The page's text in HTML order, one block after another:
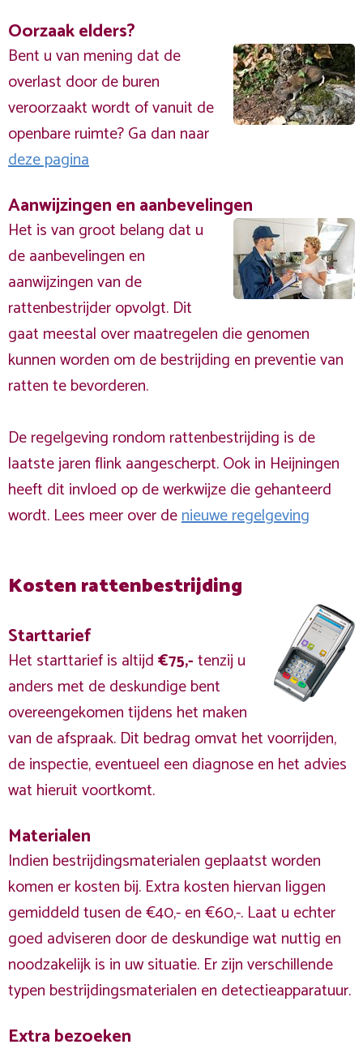
Oorzaak elders?
Bent u van mening dat de
overlast door de buren
veroorzaakt wordt of vanuit de
openbare ruimte? Ga dan naar
deze pagina
Aanwijzingen en aanbevelingen
Het is van groot belang dat u
de aanbevelingen en
aanwijzingen van de
rattenbestrijder opvolgt. Dit
gaat meestal over maatregelen die genomen
kunnen worden om de bestrijding en preventie van
ratten te bevorderen.
De regelgeving rondom rattenbestrijding is de
laatste jaren flink aangescherpt. Ook in Heijningen
heeft dit invloed op de werkwijze die gehanteerd
wordt. Lees meer over denieuwe regelgeving
Kosten rattenbestrijding
Starttarief
Het starttarief is altijd€75,-tenzij u
anders met de deskundige bent
overeengekomen tijdens het maken
van de afspraak. Dit bedrag omvat het voorrijden,
de inspectie, eventueel een diagnose en het advies
wat hieruit voortkomt.
Materialen
Indien bestrijdingsmaterialen geplaatst worden
komen er kosten bij. Extra kosten hiervan liggen
gemiddeld tusen de €40,- en €60,-. Laat u echter
goed adviseren door de deskundige wat nuttig en
noodzakelijk is in uw situatie. Er zijn verschillende
typen bestrijdingsmaterialen en detectieapparatuur.
Extra bezoeken